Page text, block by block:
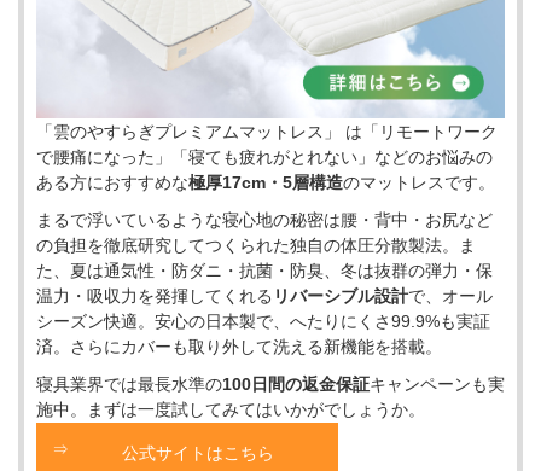
「雲のやすらぎプレミアムマットレス」 は「リモートワーク
で腰痛になった」「寝ても疲れがとれない」などのお悩みの
ある方におすすめな極厚17cm・5層構造のマットレスです。
まるで浮いているような寝心地の秘密は腰・背中・お尻など
の負担を徹底研究してつくられた独自の体圧分散製法。ま
た、夏は通気性・防ダニ・抗菌・防臭、冬は抜群の弾力・保
温力・吸収力を発揮してくれる リバーシブル設計で、オール
シーズン快適。安心の日本製で、へたりにくさ99.9%も実証
済。さらにカバーも取り外して洗える新機能を搭載。
寝具業界では最長水準の100日間の返金保証キャンペーンも実
施中。まずは一度試してみてはいかがでしょうか。
公式サイトはこちら